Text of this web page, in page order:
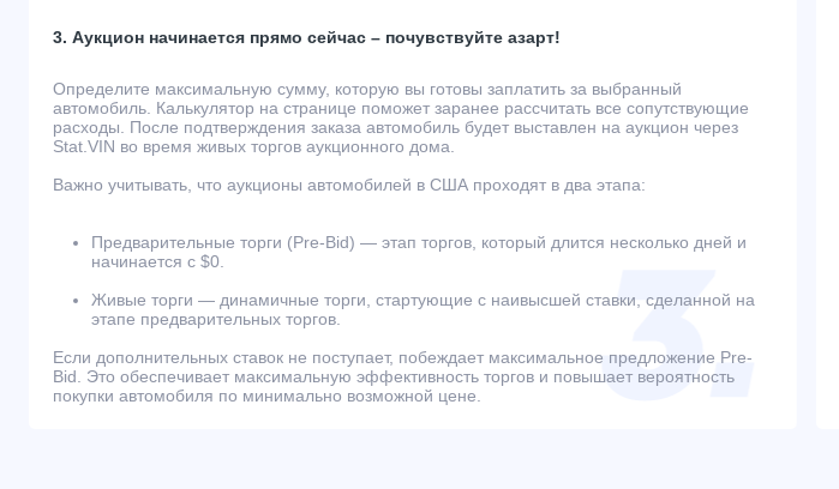
3. Аукцион начинается прямо сейчас – почувствуйте азарт!
Определите максимальную сумму, которую вы готовы заплатить за выбранный
автомобиль. Калькулятор на странице поможет заранее рассчитать все сопутствующие
расходы. После подтверждения заказа автомобиль будет выставлен на аукцион через
Stat.VIN во время живых торгов аукционного дома.
Важно учитывать, что аукционы автомобилей в США проходят в два этапа:
Предварительные торги (Pre-Bid) — этап торгов, который длится несколько дней и
начинается с $0.
Живые торги — динамичные торги, стартующие с наивысшей ставки, сделанной на
этапе предварительных торгов.
Если дополнительных ставок не поступает, побеждает максимальное предложение Pre-
Bid. Это обеспечивает максимальную эффективность торгов и повышает вероятность
покупки автомобиля по минимально возможной цене.